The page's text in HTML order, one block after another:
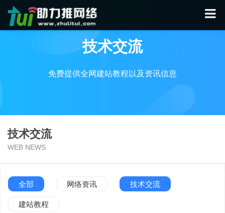
技术交流
免费提供全网建站教程以及资讯信息
技术交流
WEB NEWS
全部 网络资讯 技术交流
建站教程